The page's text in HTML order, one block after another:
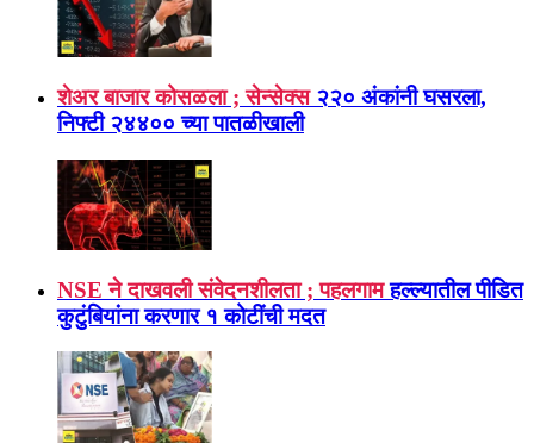
शेअर बाजार कोसळला ; सेन्सेक्स २२० अंकांनी घसरला,
निफ्टी २४४०० च्या पातळीखाली
NSE ने दाखवली संवेदनशीलता ; पहलगाम हल्ल्यातील पीडित
कुटुंबियांना करणार १ कोटींची मदत